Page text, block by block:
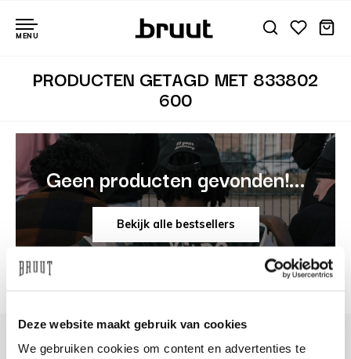
Deze website maakt gebruik van cookies
We gebruiken cookies om content en advertenties te
MENU
PRODUCTEN GETAGD MET 833802
600
Geen producten gevonden!...
Bekijk alle bestsellers